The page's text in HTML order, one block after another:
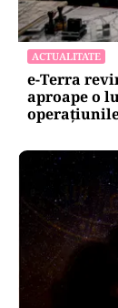
ACTUALITATE
e-Terra
aproape o